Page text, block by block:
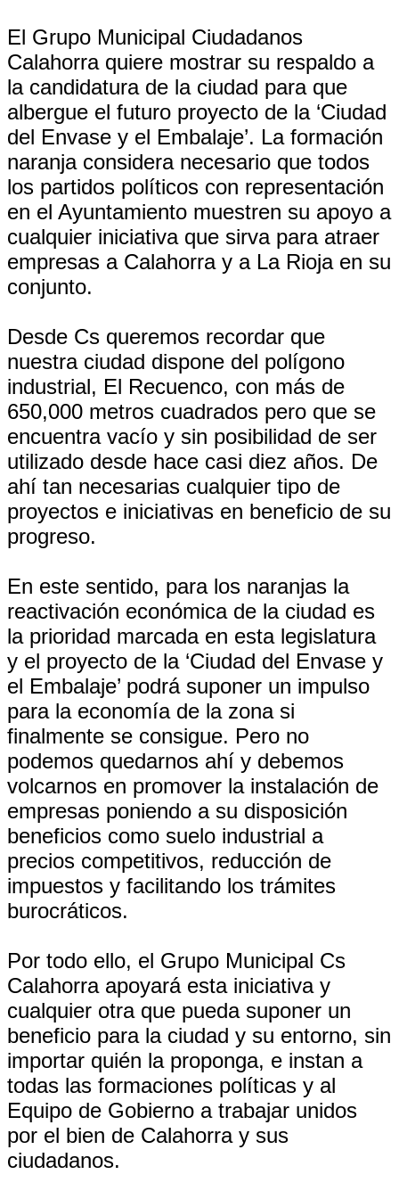
El Grupo Municipal Ciudadanos
Calahorra quiere mostrar su respaldo a
la candidatura de la ciudad para que
albergue el futuro proyecto de la ‘Ciudad
del Envase y el Embalaje’. La formación
naranja considera necesario que todos
los partidos políticos con representación
en el Ayuntamiento muestren su apoyo a
cualquier iniciativa que sirva para atraer
empresas a Calahorra y a La Rioja en su
conjunto.
Desde Cs queremos recordar que
nuestra ciudad dispone del polígono
industrial, El Recuenco, con más de
650,000 metros cuadrados pero que se
encuentra vacío y sin posibilidad de ser
utilizado desde hace casi diez años. De
ahí tan necesarias cualquier tipo de
proyectos e iniciativas en beneficio de su
progreso.
En este sentido, para los naranjas la
reactivación económica de la ciudad es
la prioridad marcada en esta legislatura
y el proyecto de la ‘Ciudad del Envase y
el Embalaje’ podrá suponer un impulso
para la economía de la zona si
finalmente se consigue. Pero no
podemos quedarnos ahí y debemos
volcarnos en promover la instalación de
empresas poniendo a su disposición
beneficios como suelo industrial a
precios competitivos, reducción de
impuestos y facilitando los trámites
burocráticos.
Por todo ello, el Grupo Municipal Cs
Calahorra apoyará esta iniciativa y
cualquier otra que pueda suponer un
beneficio para la ciudad y su entorno, sin
importar quién la proponga, e instan a
todas las formaciones políticas y al
Equipo de Gobierno a trabajar unidos
por el bien de Calahorra y sus
ciudadanos.